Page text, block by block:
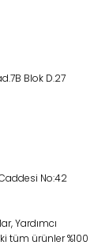
Blok D.27
No:42
Yardımcı
tüm ürünler %100